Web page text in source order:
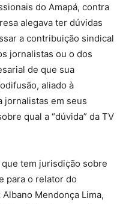
do Amapá, contra
alegava ter dúvidas
a contribuição sindical
jornalistas ou o dos
de que sua
aliado à
jornalistas em seus
qual a “dúvida” da TV
que tem jurisdição sobre
para o relator do
Mendonça Lima,